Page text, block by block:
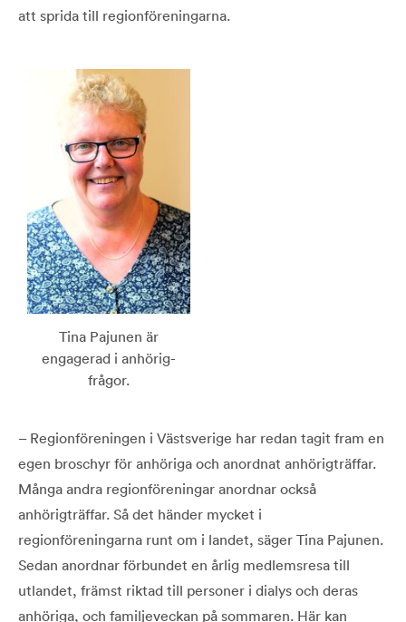
att sprida till region­föreningarna.
Tina Pajunen är
engagerad i anhörig­
frågor.
– Regionföreningen i Västsverige har redan tagit fram en
egen broschyr för anhöriga och anordnat anhörigträffar.
Många andra regionföreningar anordnar också
anhörigträffar. Så det händer mycket i
regionföreningarna runt om i landet, säger Tina Pajunen.
Sedan anordnar förbundet en årlig medlemsresa till
utlandet, främst riktad till personer i dialys och deras
anhöriga, och familjeveckan på sommaren. Här kan